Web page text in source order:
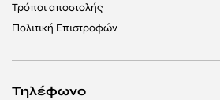
Τρόποι αποστολής
Πολιτική Επιστροφών
Τηλέφωνο